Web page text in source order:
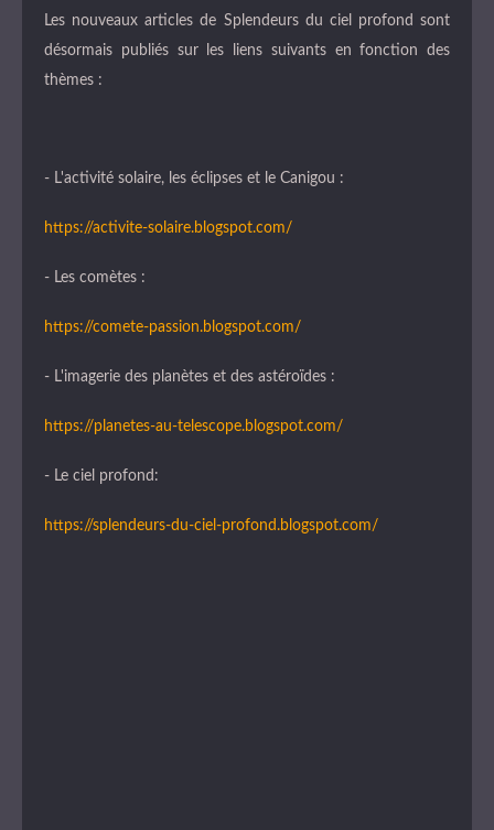
Les nouveaux articles de Splendeurs du ciel profond sont
désormais publiés sur les liens suivants en fonction des
thèmes :
- L'activité solaire, les éclipses et le Canigou :
https://activite-solaire.blogspot.com/
- Les comètes :
https://comete-passion.blogspot.com/
- L'imagerie des planètes et des astéroïdes :
https://planetes-au-telescope.blogspot.com/
- Le ciel profond:
https://splendeurs-du-ciel-profond.blogspot.com/